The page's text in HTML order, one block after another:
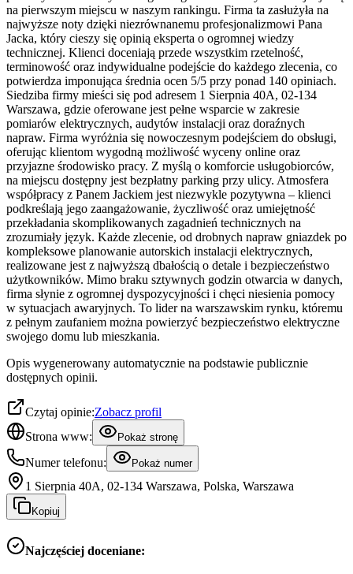
na pierwszym miejscu w naszym rankingu. Firma ta zasłużyła na
najwyższe noty dzięki niezrównanemu profesjonalizmowi Pana
Jacka, który cieszy się opinią eksperta o ogromnej wiedzy
technicznej. Klienci doceniają przede wszystkim rzetelność,
terminowość oraz indywidualne podejście do każdego zlecenia, co
potwierdza imponująca średnia ocen 5/5 przy ponad 140 opiniach.
Siedziba firmy mieści się pod adresem 1 Sierpnia 40A, 02-134
Warszawa, gdzie oferowane jest pełne wsparcie w zakresie
pomiarów elektrycznych, audytów instalacji oraz doraźnych
napraw. Firma wyróżnia się nowoczesnym podejściem do obsługi,
oferując klientom wygodną możliwość wyceny online oraz
przyjazne środowisko pracy. Z myślą o komforcie usługobiorców,
na miejscu dostępny jest bezpłatny parking przy ulicy. Atmosfera
współpracy z Panem Jackiem jest niezwykle pozytywna – klienci
podkreślają jego zaangażowanie, życzliwość oraz umiejętność
przekładania skomplikowanych zagadnień technicznych na
zrozumiały język. Każde zlecenie, od drobnych napraw gniazdek po
kompleksowe planowanie autorskich instalacji elektrycznych,
realizowane jest z najwyższą dbałością o detale i bezpieczeństwo
użytkowników. Mimo braku sztywnych godzin otwarcia w danych,
firma słynie z ogromnej dyspozycyjności i chęci niesienia pomocy
w sytuacjach awaryjnych. To lider na warszawskim rynku, któremu
z pełnym zaufaniem można powierzyć bezpieczeństwo elektryczne
swojego domu lub mieszkania.
Opis wygenerowany automatycznie na podstawie publicznie
dostępnych opinii.
Czytaj opinie:Zobacz profil
Strona www:
Pokaż stronę
Numer telefonu: Pokaż numer
1 Sierpnia 40A, 02-134 Warszawa, Polska, Warszawa
Kopiuj
Najczęściej doceniane: